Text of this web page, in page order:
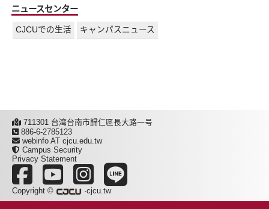
ニュースセンター
CJCUでの生活 キャンパスニュース
711301 台湾台南市歸仁區長大路一号
886-6-2785123
webinfo AT cjcu.edu.tw
Campus Security
Privacy Statement
Copyright © ·cjcu.tw